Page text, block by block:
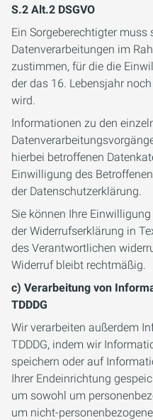
S.2 Alt.2 DSGVO
Ein Sorgeberechtigter muss
Datenverarbeitungen im
zustimmen, für die die
der das 16. Lebensjahr
wird.
Informationen zu den
hierbei betroffenen
Einwilligung des
der Datenschutzerklärung.
Sie können Ihre
der Widerrufserklärung in
des Verantwortlichen
Widerruf bleibt rechtmäßig.
c) Verarbeitung von
TDDDG
Wir verarbeiten außerdem
TDDDG, indem wir
speichern oder auf
Ihrer Endeinrichtung
um sowohl um
um nicht-